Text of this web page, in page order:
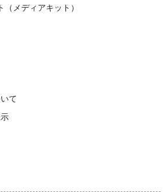
メディアキット）
て